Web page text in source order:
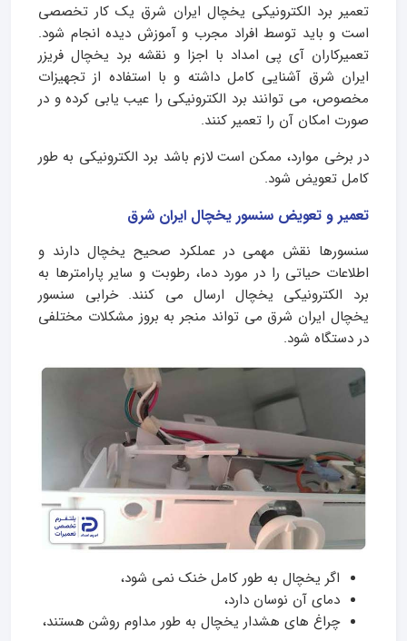
تعمیر برد الکترونیکی یخچال ایران شرق یک کار تخصصی
است و باید توسط افراد مجرب و آموزش دیده انجام شود.
تعمیرکاران آی پی امداد با اجزا و نقشه برد یخچال فریزر
ایران شرق آشنایی کامل داشته و با استفاده از تجهیزات
مخصوص، می‌ توانند برد الکترونیکی را عیب‌ یابی کرده و در
صورت امکان آن را تعمیر کنند.
در برخی موارد، ممکن است لازم باشد برد الکترونیکی به طور
کامل تعویض شود.
تعمیر و تعویض سنسور یخچال ایران شرق
سنسورها نقش مهمی در عملکرد صحیح یخچال دارند و
اطلاعات حیاتی را در مورد دما، رطوبت و سایر پارامترها به
برد الکترونیکی یخچال ارسال می‌ کنند. خرابی سنسور
یخچال ایران شرق می‌ تواند منجر به بروز مشکلات مختلفی
در دستگاه شود.
اگر یخچال به طور کامل خنک نمی‌ شود،
دمای آن نوسان دارد،
چراغ‌ های هشدار یخچال به طور مداوم روشن هستند،